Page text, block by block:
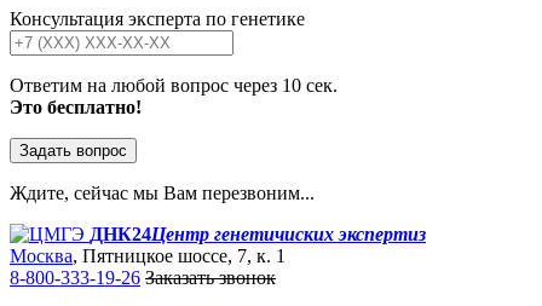
Консультация эксперта по генетике
Ответим на любой вопрос через 10 сек.
Это бесплатно!
Задать вопрос
Ждите, сейчас мы Вам перезвоним...
ДНК24Центр генетичиских экспертиз
Москва, Пятницкое шоссе, 7, к. 1
8-800-333-19-26 Заказать звонок